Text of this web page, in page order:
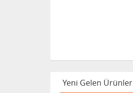
Yeni Gelen Ürünler